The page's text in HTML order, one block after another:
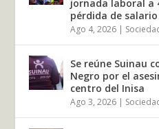
jornada laboral a
pérdida de salario
Ago 4, 2026 |
Se reúne Suinau
Negro por el
centro del Inisa
Ago 3, 2026 |